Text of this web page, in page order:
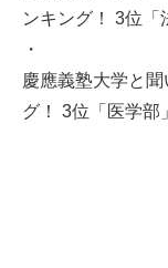
ンキング！ 3位「
・
慶應義塾大学と
グ！ 3位「医学部